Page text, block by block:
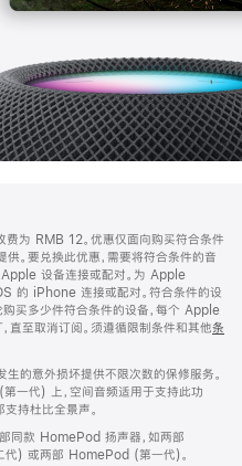
费为 RMB 12。优惠仅面向购买符合条件
。要兑换此优惠，需要将符合条件的音
设备连接或配对。为 Apple
的 iPhone 连接或配对。符合条件的设
买多少件符合条件的设备，每个 Apple
直至取消订阅。须遵循限制条件和其他条
的意外损坏提供不限次数的保修服务。
代) 上，空间音频适用于支持此功
持杜比全景声。
同款 HomePod 扬声器，如两部
) 或两部 HomePod (第一代)。